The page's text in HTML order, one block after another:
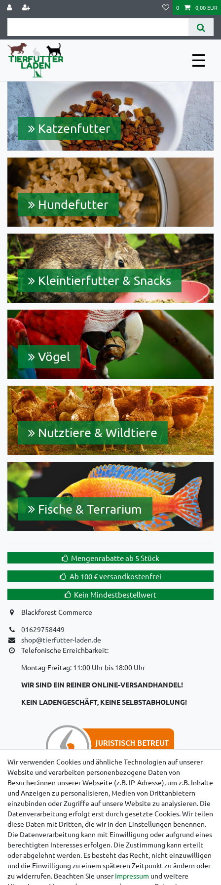
0 0,00 EUR
☰
Katzenfutter
Hundefutter
Kleintierfutter & Snacks
Vögel
Nutztiere & Wildtiere
Fische & Terrarium
Mengenrabatte ab 5 Stück
Ab 100 € versandkostenfrei
Kein Mindestbestellwert
Blackforest Commerce
01629758449
shop@tierfutter-laden.de
Telefonische Erreichbarkeit:
Montag-Freitag: 11:00 Uhr bis 18:00 Uhr
WIR SIND EIN REINER ONLINE-VERSANDHANDEL!
KEIN LADENGESCHÄFT, KEINE SELBSTABHOLUNG!
Hinweise für Käufer aus der Schweiz
Wir verwenden Cookies und ähnliche Technologien auf unserer
Website und verarbeiten personenbezogene Daten von
Besucher:innen unserer Webseite (z.B. IP-Adresse), um z.B. Inhalte
und Anzeigen zu personalisieren, Medien von Drittanbietern
einzubinden oder Zugriffe auf unsere Website zu analysieren. Die
Datenverarbeitung erfolgt erst durch gesetzte Cookies. Wir teilen
diese Daten mit Dritten, die wir in den Einstellungen benennen.
Die Datenverarbeitung kann mit Einwilligung oder aufgrund eines
berechtigten Interesses erfolgen. Die Zustimmung kann erteilt
oder abgelehnt werden. Es besteht das Recht, nicht einzuwilligen
und die Einwilligung zu einem späteren Zeitpunkt zu ändern oder
zu widerrufen. Beachten Sie unserImpressum und weitere